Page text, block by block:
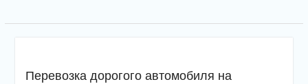
Перевозка дорогого автомобиля на